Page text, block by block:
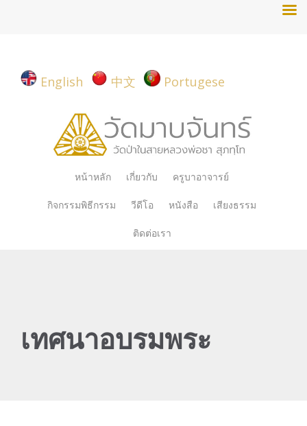
English 中文 Portugese
Skip
content
หน้าหลัก เกี่ยวกับ ครูบาอาจารย์
กิจกรรมพิธีกรรม วีดีโอ หนังสือ เสียงธรรม
ติดต่อเรา
เทศนาอบรมพระ